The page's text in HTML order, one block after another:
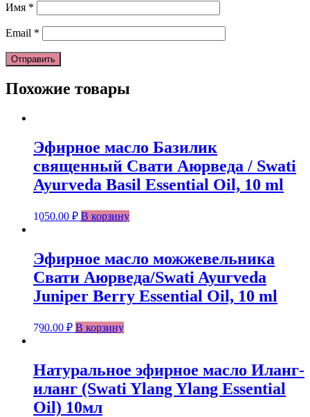
Имя *
Email *
Похожие товары
Эфирное масло Базилик
священный Свати Аюрведа / Swati
Ayurveda Basil Essential Oil, 10 ml
1050.00 ₽ В корзину
Эфирное масло можжевельника
Свати Аюрведа/Swati Ayurveda
Juniper Berry Essential Oil, 10 ml
790.00 ₽ В корзину
Натуральное эфирное масло Иланг-
иланг (Swati Ylang Ylang Essential
Oil) 10мл